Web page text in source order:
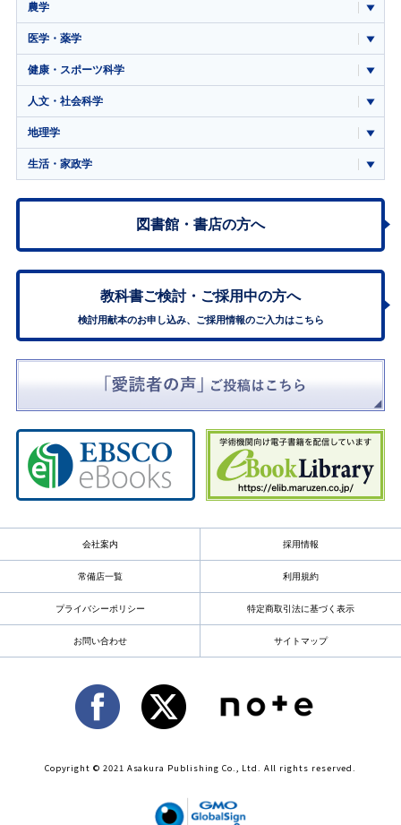
農学
医学・薬学
健康・スポーツ科学
人文・社会科学
地理学
生活・家政学
図書館・書店の方へ
教科書ご検討・ ご採用中の方へ
検討用献本のお申し込み、ご採用情報のご入力はこちら
会社案内 採用情報
常備店一覧 利用規約
プライバシーポリシー 特定商取引法に基づく表示
お問い合わせ サイトマップ
Copyright © 2021 Asakura Publishing Co., Ltd. All rights reserved.